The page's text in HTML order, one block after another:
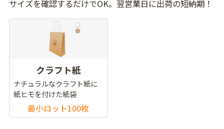
サイズを確認するだけでOK。翌営業日に出荷の短納期！
クラフト紙
ナチュラルなクラフト紙に
紙ヒモを付けた紙袋
最小ロット100枚